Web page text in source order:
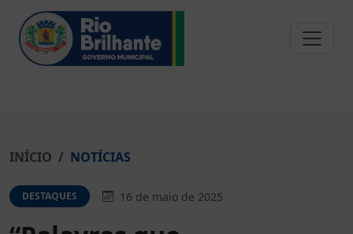
INÍCIO NOTÍCIAS
DESTAQUES 16 de maio de 2025